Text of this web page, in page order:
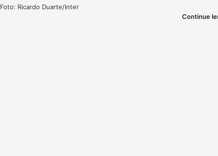
Foto: Ricardo Duarte/Inter
Continue